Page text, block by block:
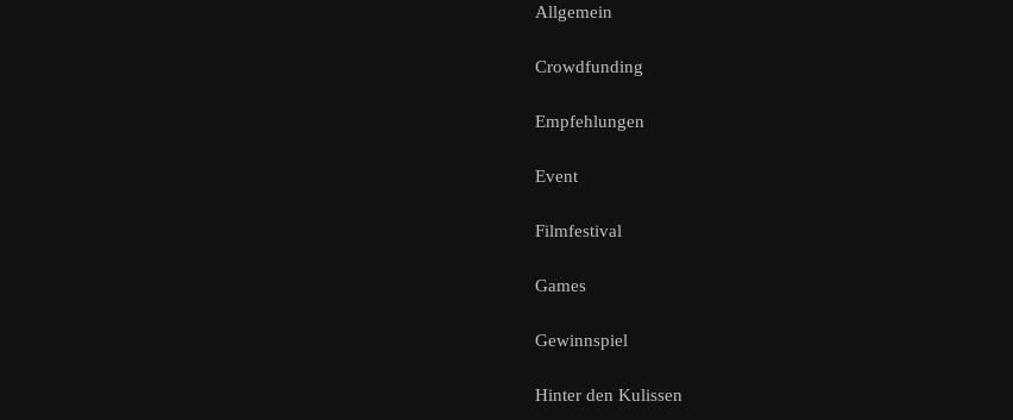
Allgemein
Crowdfunding
Empfehlungen
Event
Filmfestival
Games
Gewinnspiel
Hinter den Kulissen